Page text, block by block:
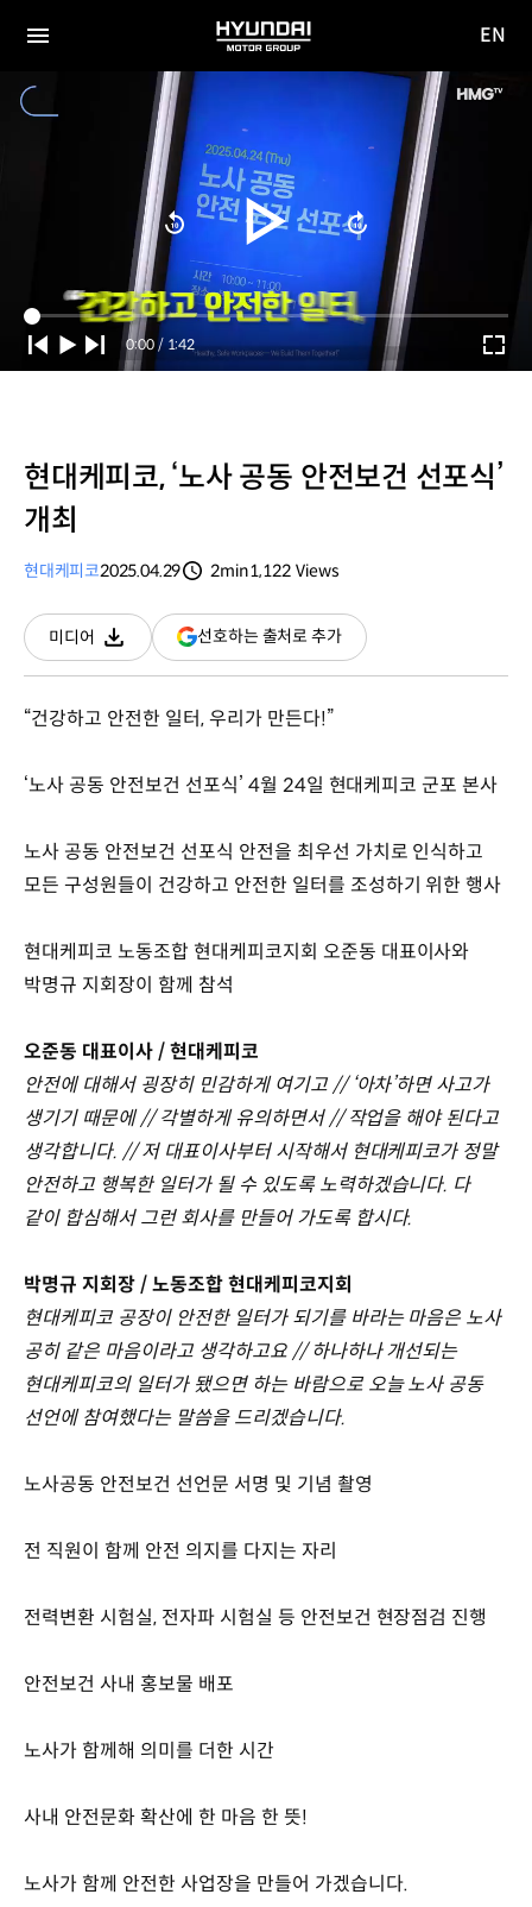
HYUNDAI
MOTOR
사이
EN
Current
Time
0:00 / Duration
1:42
현대케피코, ‘노사 공동 안전보건 선포식’
개최
현대케피코2025.04.29
2min1,122 Views
미디어
다운로드
선호하는 출처로 추가(새
창
“건강하고 안전한 일터, 우리가 만든다!”
‘노사 공동 안전보건 선포식’ 4월 24일 현대케피코 군포 본사
노사 공동 안전보건 선포식 안전을 최우선 가치로 인식하고
모든 구성원들이 건강하고 안전한 일터를 조성하기 위한 행사
현대케피코 노동조합 현대케피코지회 오준동 대표이사와
박명규 지회장이 함께 참석
오준동 대표이사 / 현대케피코
안전에 대해서 굉장히 민감하게 여기고 // ‘아차’하면 사고가
생기기 때문에 // 각별하게 유의하면서 // 작업을 해야 된다고
생각합니다. // 저 대표이사부터 시작해서 현대케피코가 정말
안전하고 행복한 일터가 될 수 있도록 노력하겠습니다. 다
같이 합심해서 그런 회사를 만들어 가도록 합시다.
박명규 지회장 / 노동조합 현대케피코지회
현대케피코 공장이 안전한 일터가 되기를 바라는 마음은 노사
공히 같은 마음이라고 생각하고요 // 하나하나 개선되는
현대케피코의 일터가 됐으면 하는 바람으로 오늘 노사 공동
선언에 참여했다는 말씀을 드리겠습니다.
노사공동 안전보건 선언문 서명 및 기념 촬영
전 직원이 함께 안전 의지를 다지는 자리
전력변환 시험실, 전자파 시험실 등 안전보건 현장점검 진행
안전보건 사내 홍보물 배포
노사가 함께해 의미를 더한 시간
사내 안전문화 확산에 한 마음 한 뜻!
노사가 함께 안전한 사업장을 만들어 가겠습니다.